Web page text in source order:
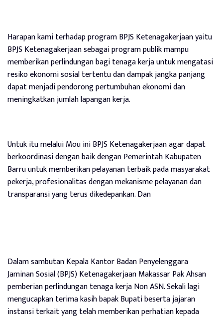
Harapan kami terhadap program BPJS Ketenagakerjaan yaitu
BPJS Ketenagakerjaan sebagai program publik mampu
memberikan perlindungan bagi tenaga kerja untuk mengatasi
resiko ekonomi sosial tertentu dan dampak jangka panjang
dapat menjadi pendorong pertumbuhan ekonomi dan
meningkatkan jumlah lapangan kerja.
Untuk itu melalui Mou ini BPJS Ketenagakerjaan agar dapat
berkoordinasi dengan baik dengan Pemerintah Kabupaten
Barru untuk memberikan pelayanan terbaik pada masyarakat
pekerja, profesionalitas dengan mekanisme pelayanan dan
transparansi yang terus dikedepankan. Dan
Dalam sambutan Kepala Kantor Badan Penyelenggara
Jaminan Sosial (BPJS) Ketenagakerjaan Makassar Pak Ahsan
pemberian perlindungan tenaga kerja Non ASN. Sekali lagi
mengucapkan terima kasih bapak Bupati beserta jajaran
instansi terkait yang telah memberikan perhatian kepada